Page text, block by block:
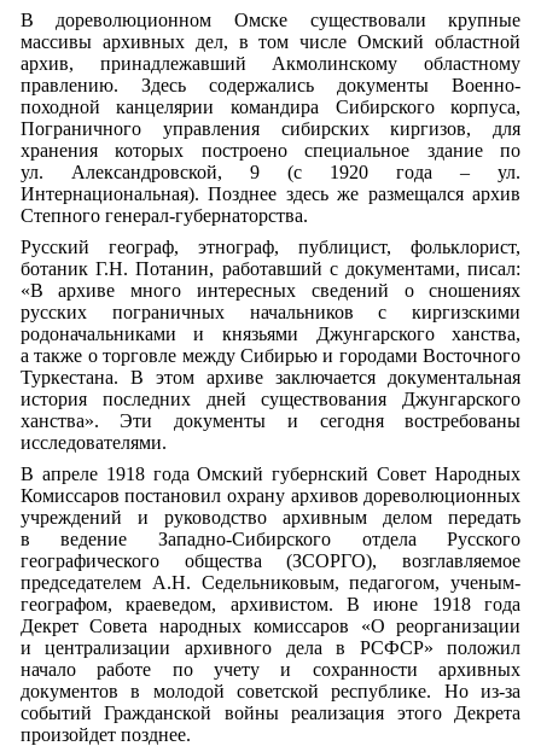
В дореволюционном Омске существовали крупные
массивы архивных дел, в том числе Омский областной
архив, принадлежавший Акмолинскому областному
правлению. Здесь содержались документы Военно-
походной канцелярии командира Сибирского корпуса,
Пограничного управления сибирских киргизов, для
хранения которых построено специальное здание по
ул. Александровской, 9 (с 1920 года – ул.
Интернациональная). Позднее здесь же размещался архив
Степного генерал-губернаторства.
Русский географ, этнограф, публицист, фольклорист,
ботаник Г.Н. Потанин, работавший с документами, писал:
«В архиве много интересных сведений о сношениях
русских пограничных начальников с киргизскими
родоначальниками и князьями Джунгарского ханства,
а также о торговле между Сибирью и городами Восточного
Туркестана. В этом архиве заключается документальная
история последних дней существования Джунгарского
ханства». Эти документы и сегодня востребованы
исследователями.
В апреле 1918 года Омский губернский Совет Народных
Комиссаров постановил охрану архивов дореволюционных
учреждений и руководство архивным делом передать
в ведение Западно-Сибирского отдела Русского
географического общества (ЗСОРГО), возглавляемое
председателем А.Н. Седельниковым, педагогом, ученым-
географом, краеведом, архивистом. В июне 1918 года
Декрет Совета народных комиссаров «О реорганизации
и централизации архивного дела в РСФСР» положил
начало работе по учету и сохранности архивных
документов в молодой советской республике. Но из-за
событий Гражданской войны реализация этого Декрета
произойдет позднее.